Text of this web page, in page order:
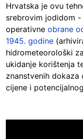
Hrvatska je ovu
srebrovim jodidom
operativne obrane
1945. godine
hidrometeorološki
ukidanje korištenja
znanstvenih
cijene i